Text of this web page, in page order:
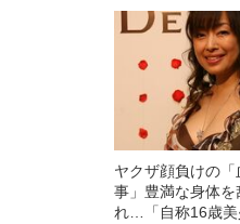
ヤクザ顔負けの
事」豊満な身体を
れ…「自称16歳美